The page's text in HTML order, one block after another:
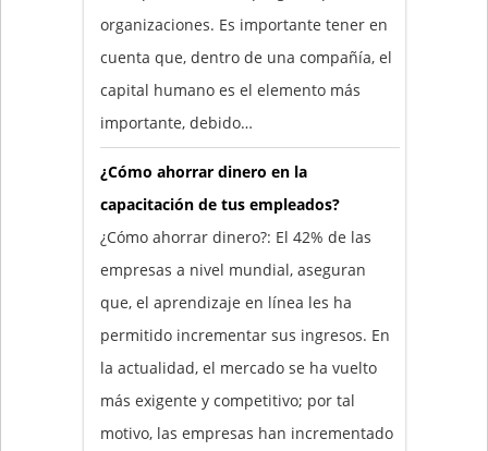
organizaciones. Es importante tener en
cuenta que, dentro de una compañía, el
capital humano es el elemento más
importante, debido…
¿Cómo ahorrar dinero en la
capacitación de tus empleados?
¿Cómo ahorrar dinero?: El 42% de las
empresas a nivel mundial, aseguran
que, el aprendizaje en línea les ha
permitido incrementar sus ingresos. En
la actualidad, el mercado se ha vuelto
más exigente y competitivo; por tal
motivo, las empresas han incrementado